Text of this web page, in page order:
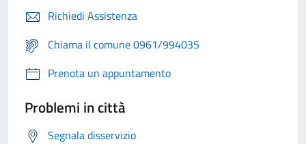
Richiedi Assistenza
Chiama il comune 0961/994035
Prenota un appuntamento
Problemi in città
Segnala disservizio